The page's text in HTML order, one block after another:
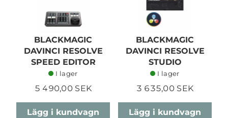
BLACKMAGIC
DAVINCI RESOLVE
SPEED EDITOR
I lager
5 490,00 SEK
Lägg i kundvagn
BLACKMAGIC
DAVINCI RESOLVE
STUDIO
I lager
3 635,00 SEK
Lägg i kundvagn